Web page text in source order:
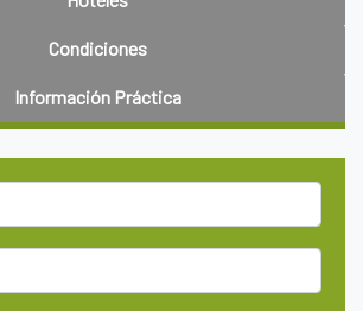
Condiciones
Información Práctica